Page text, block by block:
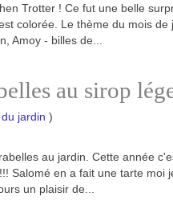
Trotter ! Ce fut une belle
colorée. Le thème du mois
Amoy - billes de...
au sirop
jardin )
au jardin. Cette année
Salomé en a fait une tarte moi
un plaisir de...